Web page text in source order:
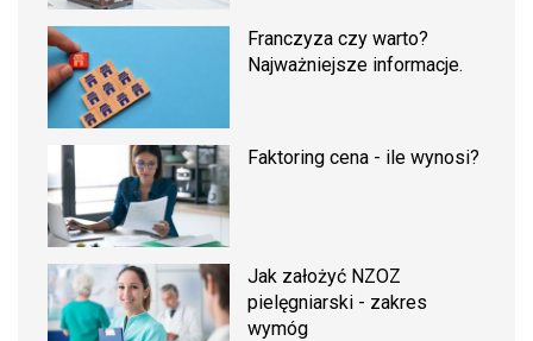
Franczyza czy warto?
Najważniejsze informacje.
Faktoring cena - ile wynosi?
Jak założyć NZOZ
pielęgniarski - zakres
wymóg